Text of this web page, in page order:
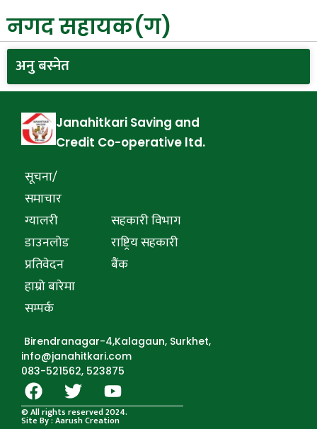
नगद सहायक(ग)
अनु बस्नेत
Janahitkari Saving and
Credit Co-operative ltd.
सूचना/
समाचार
ग्यालरी
डाउनलोड
प्रतिवेदन
हाम्रो बारेमा
सम्पर्क
सहकारी विभाग
राष्ट्रिय सहकारी
बैंक
Birendranagar-4,Kalagaun, Surkhet,
info@janahitkari.com
083-521562, 523875
© All rights reserved 2024.
Site By : Aarush Creation